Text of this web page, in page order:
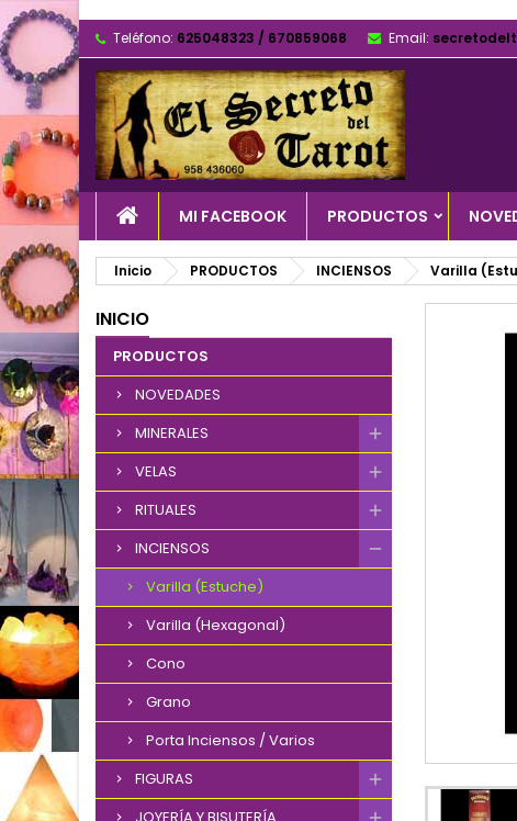
Teléfono: 625048323 / 670859068 Email:
MI FACEBOOK PRODUCTOS
Inicio PRODUCTOS INCIENSOS Varilla
INICIO
PRODUCTOS
NOVEDADES
MINERALES
VELAS
RITUALES
INCIENSOS
Varilla (Estuche)
Varilla (Hexagonal)
Cono
Grano
Porta Inciensos / Varios
FIGURAS